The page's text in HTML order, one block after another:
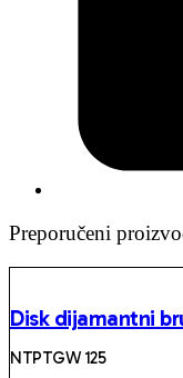
Preporučeni
Disk dijamantni
NTPTGW 125